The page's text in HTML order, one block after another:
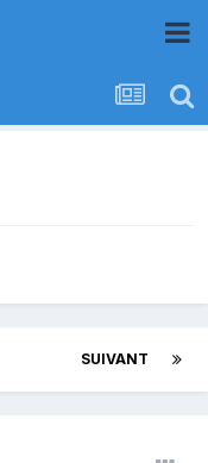
SUIVANT